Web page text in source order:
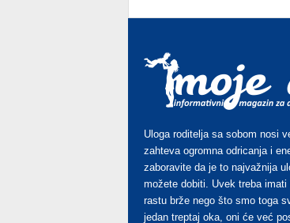
Uloga roditelja sa sobom nosi
zahteva ogromna odricanja i
zaboravite da je to najvažnija
možete dobiti. Uvek treba imati
rastu brže nego što smo toga
jedan treptaj oka, oni će već